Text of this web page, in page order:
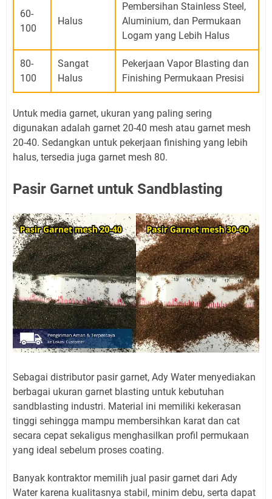
60-
100
Halus
Pembersihan Stainless Steel,
Aluminium, dan Permukaan
Logam yang Lebih Halus
80-
100
Sangat
Halus
Pekerjaan Vapor Blasting dan
Finishing Permukaan Presisi
Untuk media garnet, ukuran yang paling sering
digunakan adalah garnet 20-40 mesh atau garnet mesh
20-40. Sedangkan untuk pekerjaan finishing yang lebih
halus, tersedia juga garnet mesh 80.
Pasir Garnet untuk Sandblasting
Sebagai distributor pasir garnet, Ady Water menyediakan
berbagai ukuran garnet blasting untuk kebutuhan
sandblasting industri. Material ini memiliki kekerasan
tinggi sehingga mampu membersihkan karat dan cat
secara cepat sekaligus menghasilkan profil permukaan
yang ideal sebelum proses coating.
Banyak kontraktor memilih jual pasir garnet dari Ady
Water karena kualitasnya stabil, minim debu, serta dapat